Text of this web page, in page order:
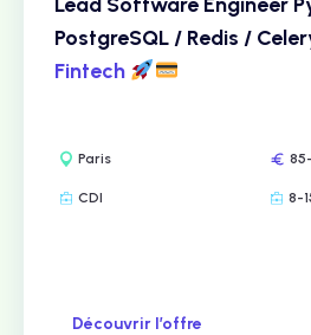
PostgreSQL / Redis /
Fintech
Paris
CDI 8-
Découvrir l’offre